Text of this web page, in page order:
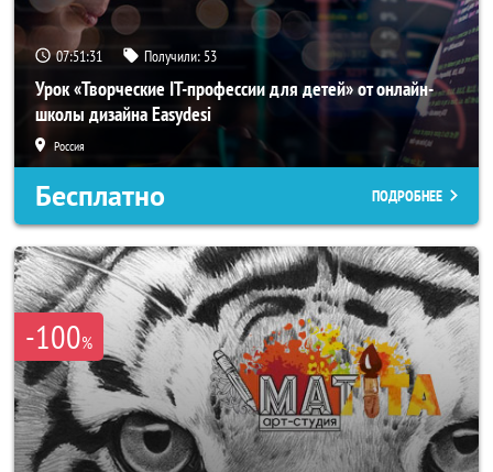
07:51:29 Получили: 53
Урок «Творческие IT-профессии для детей» от онлайн-
школы дизайна Easydesi
Россия
Бесплатно ПОДРОБНЕЕ
-100%